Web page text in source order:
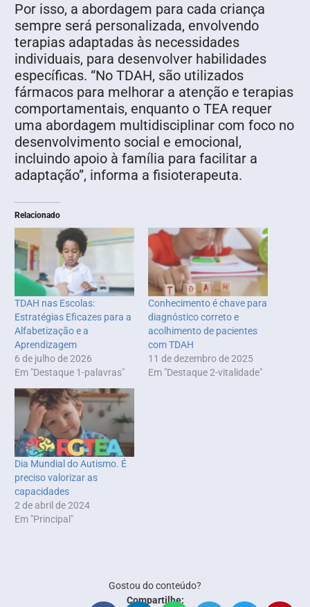
Por isso, a abordagem para cada criança
sempre será personalizada, envolvendo
terapias adaptadas às necessidades
individuais, para desenvolver habilidades
específicas. “No TDAH, são utilizados
fármacos para melhorar a atenção e terapias
comportamentais, enquanto o TEA requer
uma abordagem multidisciplinar com foco no
desenvolvimento social e emocional,
incluindo apoio à família para facilitar a
adaptação”, informa a fisioterapeuta.
Relacionado
TDAH nas Escolas:
Estratégias Eficazes para a
Alfabetização e a
Aprendizagem
6 de julho de 2026
Em "Destaque 1-palavras"
Conhecimento é chave para
diagnóstico correto e
acolhimento de pacientes
com TDAH
11 de dezembro de 2025
Em "Destaque 2-vitalidade"
Dia Mundial do Autismo. É
preciso valorizar as
capacidades
2 de abril de 2024
Em "Principal"
Gostou do conteúdo?
Compartilhe: